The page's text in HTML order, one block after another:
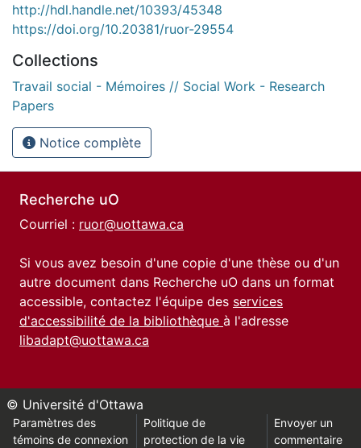
http://hdl.handle.net/10393/45348
https://doi.org/10.20381/ruor-29554
Collections
Travail social - Mémoires // Social Work - Research
Papers
Notice complète
Recherche uO
Courriel : ruor@uottawa.ca
Si vous avez besoin d'une copie d'une thèse ou d'un
autre document dans Recherche uO dans un format
accessible, contactez l'équipe des services
d'accessibilité de la bibliothèque à l'adresse
libadapt@uottawa.ca
© Université d'Ottawa
Paramètres des
témoins de connexion
Politique de
protection de la vie
Envoyer un
commentaire